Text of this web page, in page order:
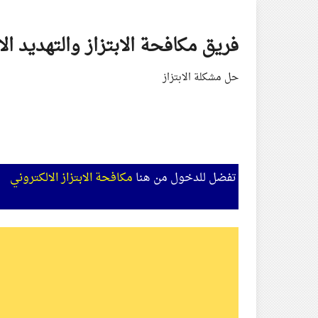
content
فريق مكافحة الابتزاز والتهديد
حل مشكلة الابتزاز
تفضل للدخول من هنا مكافحة الابتزاز الالكتروني